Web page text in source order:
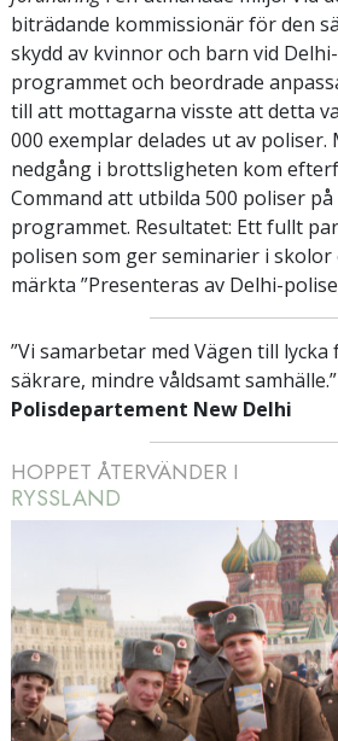
biträdande kommissionär för den
skydd av kvinnor och barn vid
programmet och beordrade
till att mottagarna visste att detta
000 exemplar delades ut av poliser.
nedgång i brottsligheten kom
Command att utbilda 500 poliser
programmet. Resultatet: Ett fullt
polisen som ger seminarier i
märkta ”Presenteras av Delhi-
”Vi samarbetar med Vägen till
säkrare, mindre våldsamt samhälle.”
Polisdepartement New Delhi
HOPPET ÅTERVÄNDER I
RYSSLAND